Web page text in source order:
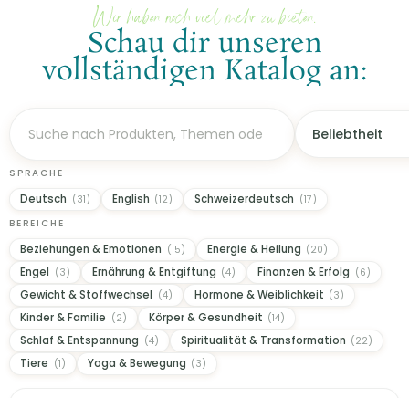
Wir haben noch viel mehr zu bieten.
Schau dir unseren
vollständigen Katalog an:
SPRACHE
Deutsch (31) English (12) Schweizerdeutsch (17)
BEREICHE
Beziehungen & Emotionen (15) Energie & Heilung (20)
Engel (3) Ernährung & Entgiftung (4) Finanzen & Erfolg (6)
Gewicht & Stoffwechsel (4) Hormone & Weiblichkeit (3)
Kinder & Familie (2) Körper & Gesundheit (14)
Schlaf & Entspannung (4) Spiritualität & Transformation (22)
Tiere (1) Yoga & Bewegung (3)